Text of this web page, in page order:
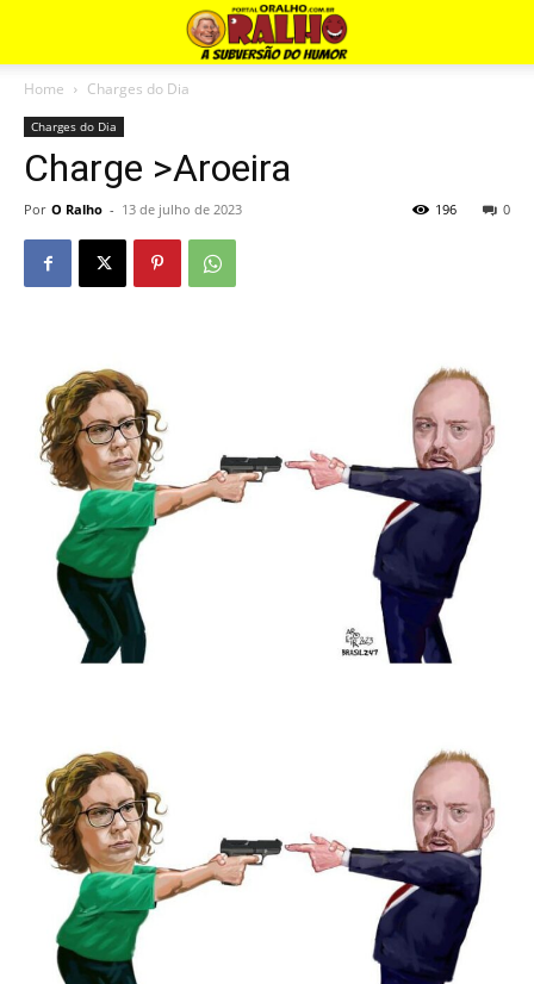
Home Charges do Dia
Charges do Dia
Charge >Aroeira
Por O Ralho - 13 de julho de 2023 0
196